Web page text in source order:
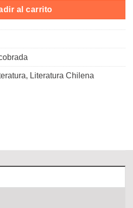
al carrito
, Literatura Chilena